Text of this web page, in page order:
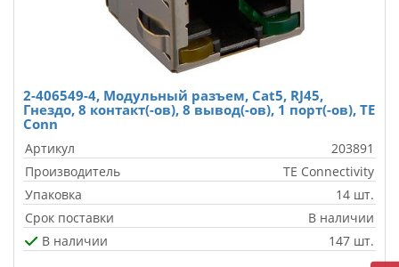
2-406549-4, Модульный разъем, Cat5, RJ45,
Гнездо, 8 контакт(-ов), 8 вывод(-ов), 1 порт(-ов), TE
Conn
Артикул
203891
Производитель
TE Connectivity
Упаковка
14 шт.
Срок поставки
В наличии
В наличии
147 шт.